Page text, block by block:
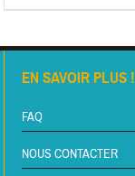
EN SAVOIR PLUS !
FAQ
NOUS CONTACTER